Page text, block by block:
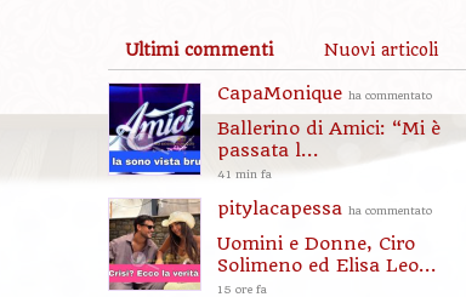
Ultimi commenti Nuovi articoli
CapaMonique ha commentato
Ballerino di Amici: “Mi è
passata l...
41 min fa
pitylacapessa ha commentato
Uomini e Donne, Ciro
Solimeno ed Elisa Leo...
15 ore fa